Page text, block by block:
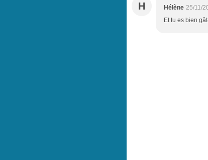
H Hélène 25/11/
Et tu es bien